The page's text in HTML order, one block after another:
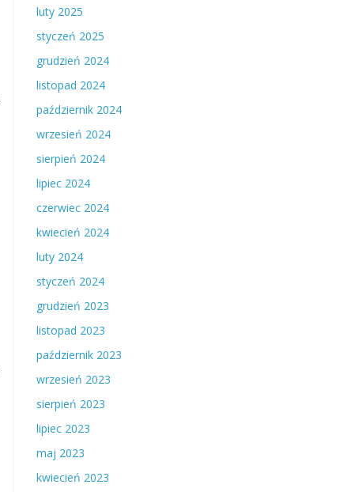
luty 2025
styczeń 2025
grudzień 2024
listopad 2024
październik 2024
wrzesień 2024
sierpień 2024
lipiec 2024
czerwiec 2024
kwiecień 2024
luty 2024
styczeń 2024
grudzień 2023
listopad 2023
październik 2023
wrzesień 2023
sierpień 2023
lipiec 2023
maj 2023
kwiecień 2023